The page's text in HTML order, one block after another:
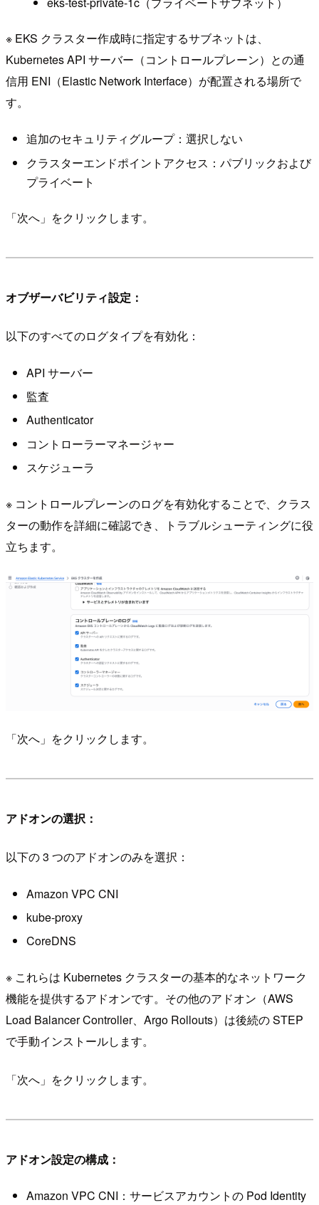
※ EKS クラスター作成時に指定するサブネットは、
Kubernetes API サーバー（コントロールプレーン）との通
信用 ENI（Elastic Network Interface）が配置される場所で
す。
追加のセキュリティグループ：選択しない
クラスターエンドポイントアクセス：パブリックおよび
プライベート
「次へ」をクリックします。
オブザーバビリティ設定：
以下のすべてのログタイプを有効化：
API サーバー
監査
Authenticator
コントローラーマネージャー
スケジューラ
※ コントロールプレーンのログを有効化することで、クラス
ターの動作を詳細に確認でき、トラブルシューティングに役
立ちます。
「次へ」をクリックします。
アドオンの選択：
以下の 3 つのアドオンのみを選択：
Amazon VPC CNI
kube-proxy
CoreDNS
※ これらは Kubernetes クラスターの基本的なネットワーク
機能を提供するアドオンです。その他のアドオン（AWS
Load Balancer Controller、Argo Rollouts）は後続の STEP
で手動インストールします。
「次へ」をクリックします。
アドオン設定の構成：
Amazon VPC CNI：サービスアカウントの Pod Identity